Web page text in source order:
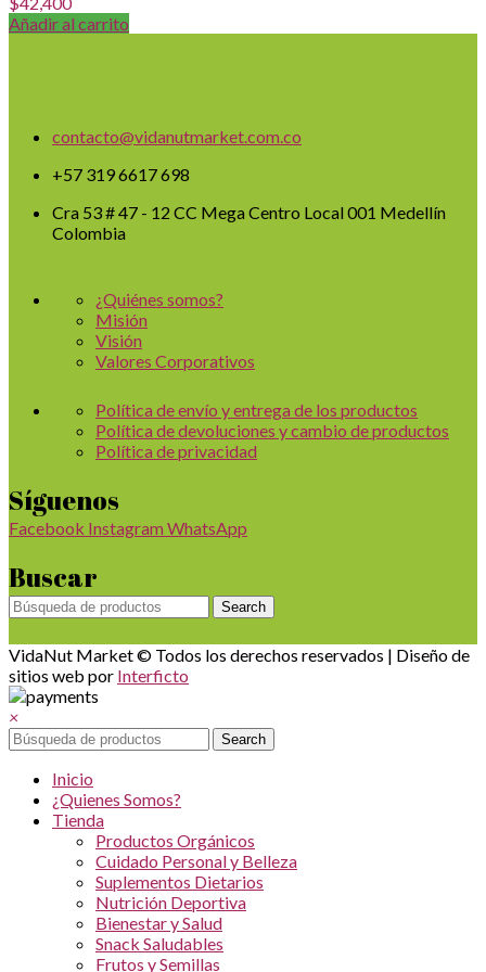
Añadir al carrito
contacto@vidanutmarket.com.co
+57 319 6617 698
Cra 53 # 47 - 12 CC Mega Centro Local 001 Medellín
Colombia
¿Quiénes somos?
Misión
Visión
Valores Corporativos
Política de envío y entrega de los productos
Política de devoluciones y cambio de productos
Política de privacidad
Síguenos
Facebook Instagram WhatsApp
Buscar
Search
VidaNut Market © Todos los derechos reservados | Diseño de
sitios web por Interficto
×
Search
Inicio
¿Quienes Somos?
Tienda
Productos Orgánicos
Cuidado Personal y Belleza
Suplementos Dietarios
Nutrición Deportiva
Bienestar y Salud
Snack Saludables
Frutos y Semillas